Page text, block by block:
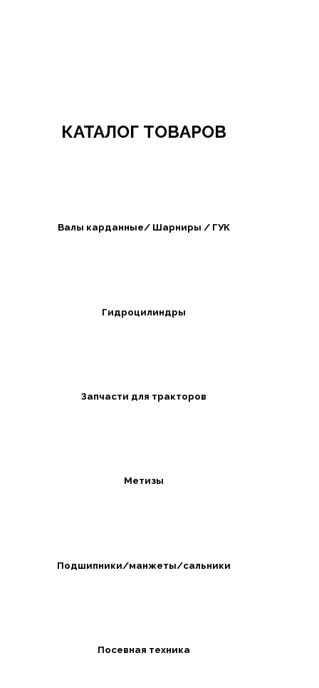
КАТАЛОГ ТОВАРОВ
Валы карданные/ Шарниры / ГУК
Гидроцилиндры
Запчасти для тракторов
Метизы
Подшипники/манжеты/сальники
Посевная техника